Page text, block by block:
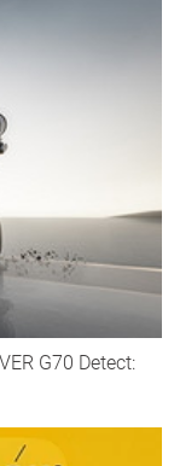
G70 Detect: